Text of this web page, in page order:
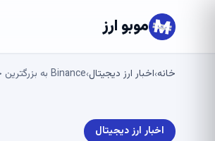
موبو ارز
خانه›اخبار ارز دیجیتال›Binance به بزرگترین حمام خون بیت کوین در تاریخ تبدیل شده است
اخبار ارز دیجیتال